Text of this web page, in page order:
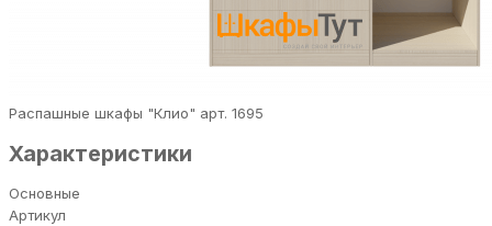
Распашные шкафы "Клио" арт. 1695
Характеристики
Основные
Артикул